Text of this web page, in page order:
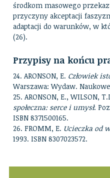
środkom masowego
przyczyny akceptacji
adaptacji do warunków, w
(26).
Przypisy na końcu
24. ARONSON, E. Człowiek
Warszawa: Wydaw. Naukowe
25. ARONSON, E., WILSON,
społeczna: serce i umysł.
ISBN 8371500165.
26. FROMM, E. Ucieczka od
1993. ISBN 8307023572.